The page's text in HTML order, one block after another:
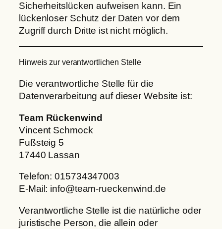
Sicherheitslücken aufweisen kann. Ein
lückenloser Schutz der Daten vor dem
Zugriff durch Dritte ist nicht möglich.
Hinweis zur verantwortlichen Stelle
Die verantwortliche Stelle für die
Datenverarbeitung auf dieser Website ist:
Team Rückenwind
Vincent Schmock
Fußsteig 5
17440 Lassan
Telefon: 015734347003
E-Mail: info@team-rueckenwind.de
Verantwortliche Stelle ist die natürliche oder
juristische Person, die allein oder